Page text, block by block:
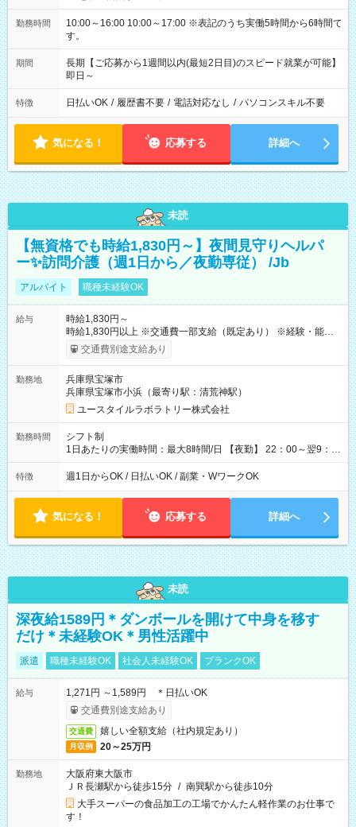
勤務時間
10:00～16:00 10:00～17:00 ※表記のうち実働5時間から6時間で
す。
期間
長期【ご応募から1週間以内(最短2日目)のスピード就業が可能】
即日～
特徴 日払いOK / 履歴書不要 / 電話対応なし / パソコンスキル不要
気になる！ 応募する 詳細へ
未読
【無資格でも時給1,830円～】夜間見守りヘルパ
ー✨訪問介護（週1日から／夜勤専従） /Jb
アルバイト 職種未経験OK
給与
時給1,830円～
時給1,830円以上 ※交通費一部支給（既定あり） ※経験・能力を
考慮して決定します 【収入例】 週1回勤務の場合：1,830円×8時
間×4回=5万8,560円 週3回勤務の場合：1,830円×8時間×12回
月 ※ 雇用形態と給与に、本採用時と異なる部分があります。 雇
用形態：本採用時と同じです。 給与：時給 1,550円以上
交通費別途支給あり
勤務地
兵庫県宝塚市
兵庫県宝塚市小浜（最寄り駅：清荒神駅）
ユースタイルラボラトリー株式会社
勤務時間
シフト制
1日あたりの実働時間：最大8時間/日 【夜勤】 22：00～翌9：
00 ※週1日～OK ／ 夜勤専従 ＊＊ 勤務時間例 ＊＊ ■22時か
ら翌7時 ■23時から翌8時 ■24時から翌9時 など ※上記の時間
ます。 ※曜日固定（毎週同じ曜日での勤務となります）
特徴 週1日からOK / 日払いOK / 副業・WワークOK
気になる！ 応募する 詳細へ
未読
深夜給1589円＊ダンボールを開けて中身を移す
だけ＊未経験OK＊男性活躍中
派遣 職種未経験OK 社会人未経験OK ブランクOK
給与
1,271円 ～1,589円 ＊日払いOK
交通費別途支給あり
交通費 嬉しい全額支給（社内規定あり）
月収例 20～25万円
勤務地
大阪府東大阪市
ＪＲ長瀬駅から徒歩15分 / 南巽駅から徒歩10分
大手スーパーの食品加工の工場でかんたん軽作業のお仕事で
す！